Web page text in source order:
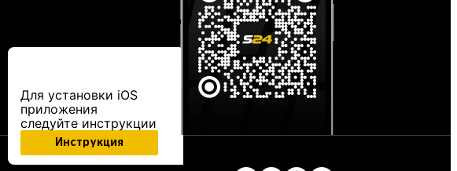
Для установки iOS
приложения
следуйте инструкции
Инструкция